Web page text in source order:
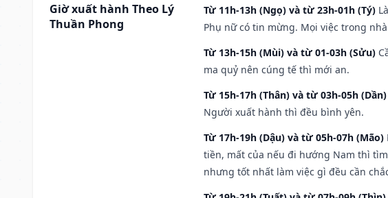
Giờ xuất hành Theo Lý
Thuần Phong
Từ 11h-13h (Ngọ) và từ 23h-01h (Tý)
Phụ nữ có tin mừng. Mọi việc trong
Từ 13h-15h (Mùi) và từ 01-03h (Sửu)
ma quỷ nên cúng tế thì mới an.
Từ 15h-17h (Thân) và từ 03h-05h (Dần)
Người xuất hành thì đều bình yên.
Từ 17h-19h (Dậu) và từ 05h-07h (Mão)
tiền, mất của nếu đi hướng Nam thì
nhưng tốt nhất làm việc gì đều cần